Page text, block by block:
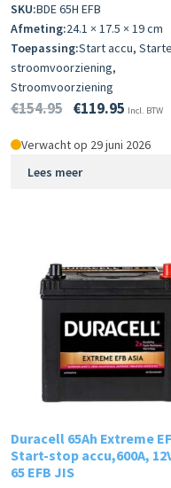
SKU:BDE 65H EFB
Afmeting:24.1 × 17.5 × 19 cm
Toepassing:Start accu,
stroomvoorziening,
Stroomvoorziening
€154.95 €119.95 Incl. BTW
Verwacht op 29 juni 2026
Lees meer
Duracell 65Ah Extreme
Start-stop accu,600A,
65 EFB JIS